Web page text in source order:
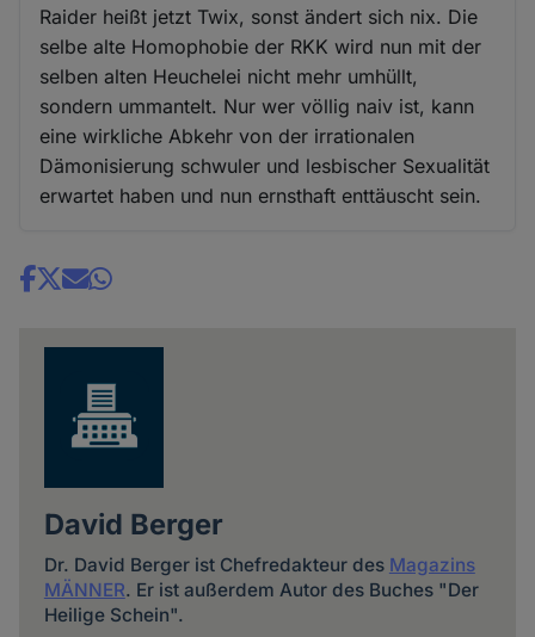
Raider heißt jetzt Twix, sonst ändert sich nix. Die
selbe alte Homophobie der RKK wird nun mit der
selben alten Heuchelei nicht mehr umhüllt,
sondern ummantelt. Nur wer völlig naiv ist, kann
eine wirkliche Abkehr von der irrationalen
Dämonisierung schwuler und lesbischer Sexualität
erwartet haben und nun ernsthaft enttäuscht sein.
Share
David Berger
Dr. David Berger ist Chefredakteur des Magazins
MÄNNER. Er ist außerdem Autor des Buches "Der
Heilige Schein".